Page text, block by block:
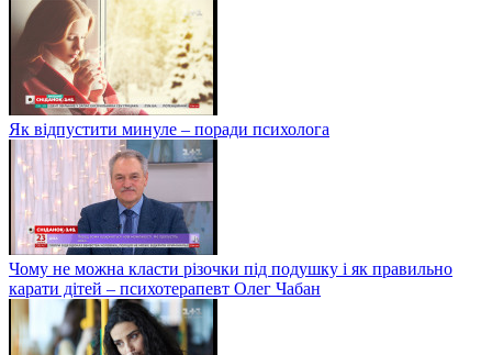
Як відпустити минуле – поради психолога
Чому не можна класти різочки під подушку і як правильно
карати дітей – психотерапевт Олег Чабан